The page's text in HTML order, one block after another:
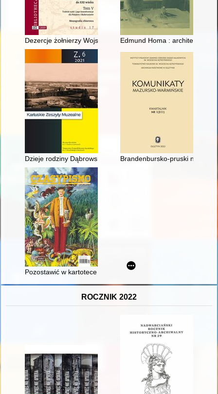
Dezercje żołnierzy Wojska Polskiego z obszaru Dowództwa
Edmund Homa : architekt
Dzieje rodziny Dąbrowskich z Dąbrówki i Borku w mojej
Brandenbursko-pruski napad
Pozostawić w kartotece elementu przestępczego i
ROCZNIK 2022